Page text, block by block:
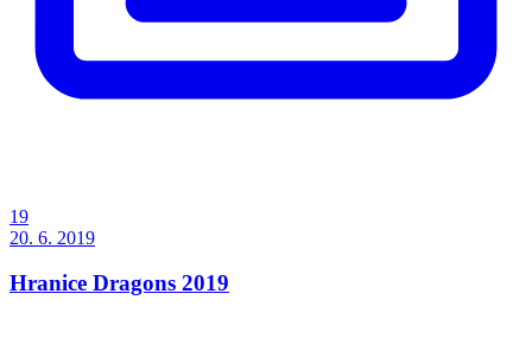
19
20. 6. 2019
Hranice Dragons 2019